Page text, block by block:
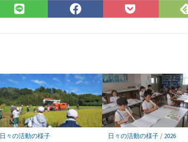
LINE
で
Facebook
で
Pocket
に
日々の活動の様子 日々の活動の様子/ 2026